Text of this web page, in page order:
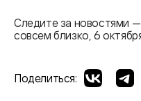
Следите за новостями
совсем близко, 6
Поделиться: